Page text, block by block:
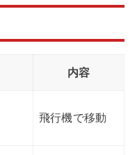
内容
飛行機で移動